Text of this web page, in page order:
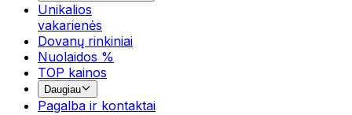
Unikalios
vakarienės
Dovanų rinkiniai
Nuolaidos %
TOP kainos
Daugiau
Pagalba ir kontaktai